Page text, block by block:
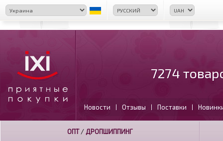
7274
Новости | Отзывы | Поставки |
ОПТ/ ДРОПШИППИНГ